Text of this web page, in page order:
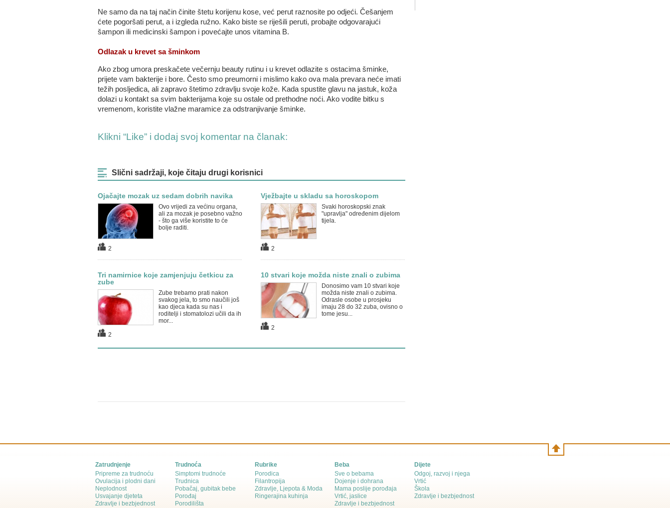
Ne samo da na taj način činite štetu korijenu kose, već perut raznosite po odjeći. Češanjem
ćete pogoršati perut, a i izgleda ružno. Kako biste se riješili peruti, probajte odgovarajući
šampon ili medicinski šampon i povećajte unos vitamina B.
Odlazak u krevet sa šminkom
Ako zbog umora preskačete večernju beauty rutinu i u krevet odlazite s ostacima šminke,
prijete vam bakterije i bore. Često smo preumorni i mislimo kako ova mala prevara neće imati
težih posljedica, ali zapravo štetimo zdravlju svoje kože. Kada spustite glavu na jastuk, koža
dolazi u kontakt sa svim bakterijama koje su ostale od prethodne noći. Ako vodite bitku s
vremenom, koristite vlažne maramice za odstranjivanje šminke.
Klikni “Like” i dodaj svoj komentar na članak:
Slični sadržaji, koje čitaju drugi korisnici
Ojačajte mozak uz sedam dobrih navika
Ovo vrijedi za većinu organa,
ali za mozak je posebno važno
- što ga više koristite to će
bolje raditi.
2
Vježbajte u skladu sa horoskopom
Svaki horoskopski znak
"upravlja" određenim dijelom
tijela.
2
Tri namirnice koje zamjenjuju četkicu za
zube
Zube trebamo prati nakon
svakog jela, to smo naučili još
kao djeca kada su nas i
roditelji i stomatolozi učili da ih
mor...
2
10 stvari koje možda niste znali o zubima
Donosimo vam 10 stvari koje
možda niste znali o zubima.
Odrasle osobe u prosjeku
imaju 28 do 32 zuba, ovisno o
tome jesu...
2
Zatrudnjenje
Pripreme za trudnoću
Ovulacija i plodni dani
Neplodnost
Usvajanje djeteta
Zdravlje i bezbjednost
Trudnoća
Simptomi trudnoće
Trudnica
Pobačaj, gubitak bebe
Porođaj
Porodilišta
Rubrike
Porodica
Filantropija
Zdravlje, Ljepota & Moda
Ringerajina kuhinja
Beba
Sve o bebama
Dojenje i dohrana
Mama poslije porođaja
Vrtić, jaslice
Zdravlje i bezbjednost
Dijete
Odgoj, razvoj i njega
Vrtić
Škola
Zdravlje i bezbjednost